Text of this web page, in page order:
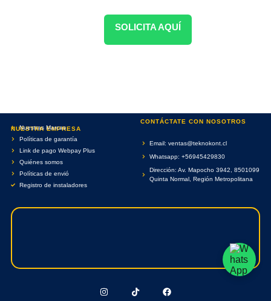
SOLICITA AQUÍ
NUESTRA EMPRESA
Nuestras Marcas
Políticas de garantía
Link de pago Webpay Plus
Quiénes somos
Políticas de envió
Registro de instaladores
CONTÁCTATE CON NOSOTROS
Email: ventas@teknokont.cl
Whatsapp: +56945429830
Dirección: Av. Mapocho 3942, 8501099
Quinta Normal, Región Metropolitana